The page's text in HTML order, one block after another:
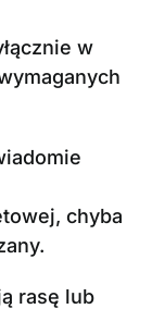
w
chyba
rasę lub